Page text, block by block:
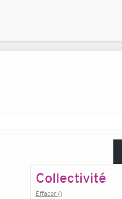
Collectivité
Effacer ()